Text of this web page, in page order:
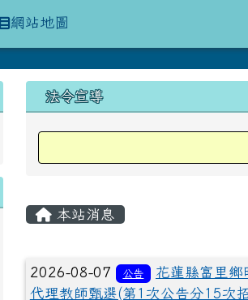
網站地圖
上中區域內容
法令宣導
主內容區域
本站消息
文章列表
2026-08-07 公告
花蓮縣富里
代理教師甄選(第1次公告分15次